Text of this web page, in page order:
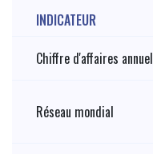
INDICATEUR
Chiffre d'affaires annuel
Réseau mondial